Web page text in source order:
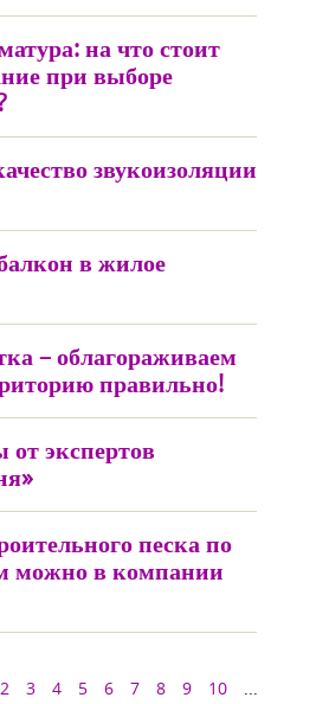
на что стоит
при выборе
звукоизоляции
в жилое
– облагораживаем
правильно!
экспертов
песка по
можно в компании
2 3 4 5 6 7 8 9 10
...